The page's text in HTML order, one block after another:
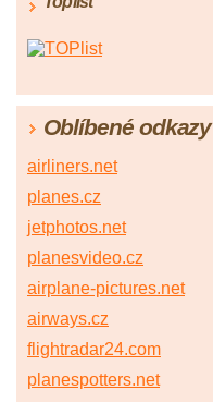
Oblíbené odkazy
airliners.net
planes.cz
jetphotos.net
planesvideo.cz
airplane-pictures.net
airways.cz
flightradar24.com
planespotters.net